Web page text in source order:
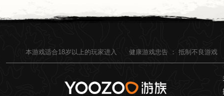
本游戏适合18岁以上的玩家进入 健康游戏忠告 ： 抵制不良游戏